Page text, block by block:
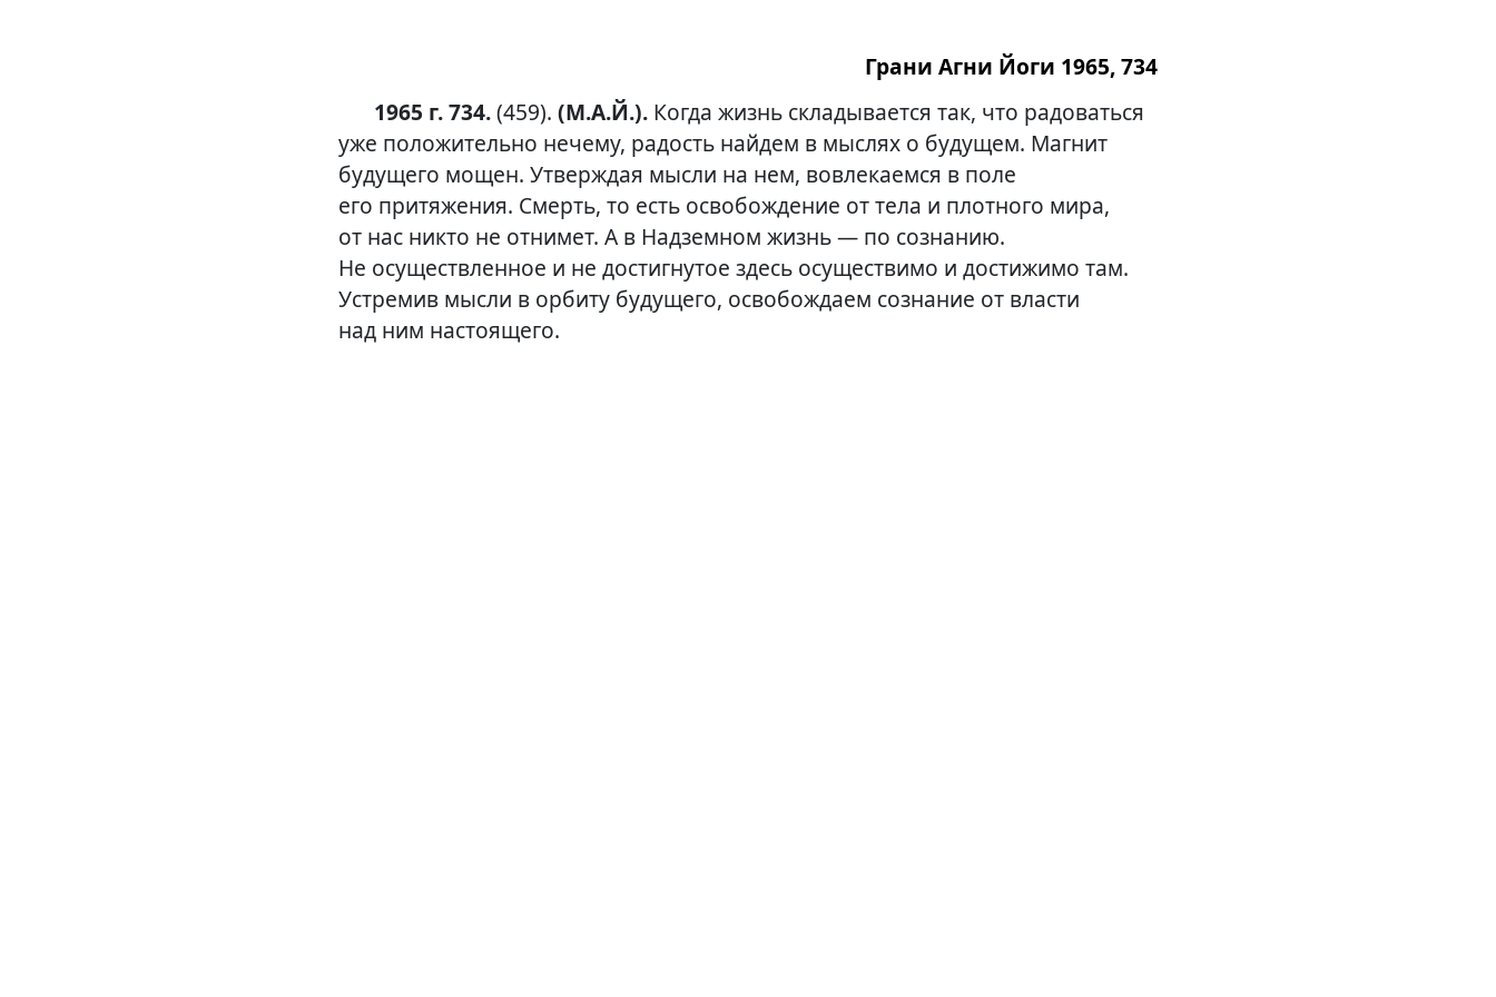
Грани Агни Йоги 1965, 734
1965 г. 734.(459). (М.А.Й.). Когда жизнь складывается так, что радоваться
уже положительно нечему, радость найдем в мыслях о будущем. Магнит
будущего мощен. Утверждая мысли на нем, вовлекаемся в поле
его притяжения. Смерть, то есть освобождение от тела и плотного мира,
от нас никто не отнимет. А в Надземном жизнь — по сознанию.
Не осуществленное и не достигнутое здесь осуществимо и достижимо там.
Устремив мысли в орбиту будущего, освобождаем сознание от власти
над ним настоящего.